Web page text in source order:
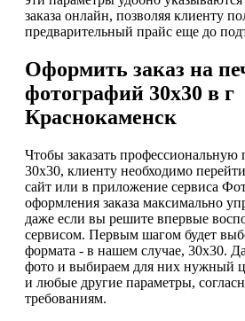
заказа онлайн, позволяя клиенту
предварительный прайс еще до
Оформить заказ на
фотографий 30х30 в г
Краснокаменск
Чтобы заказать профессиональную
30х30, клиенту необходимо
сайт или в приложение сервиса
оформления заказа максимально
даже если вы решите впервые
сервисом. Первым шагом будет
формата - в нашем случае, 30х30.
фото и выбираем для них нужный
и любые другие параметры,
требованиям.